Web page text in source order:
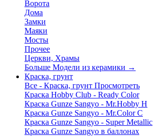
Ворота
Дома
Замки
Маяки
Мосты
Прочее
Церкви, Храмы
Больше Модели из керамики →
Краска, грунт
Все - Краска, грунт Просмотреть
Краска Hobby Club - Ready Color
Краска Gunze Sangyo - Mr.Hobby H
Краска Gunze Sangyo - Mr.Color C
Краска Gunze Sangyo - Super Metallic
Краска Gunze Sangyo в баллонах